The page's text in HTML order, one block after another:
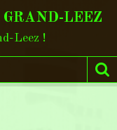
LEEZ
Leez !